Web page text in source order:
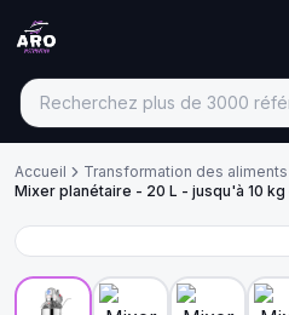
Accueil Transformation des aliments
Mixer planétaire - 20 L - jusqu'à 10